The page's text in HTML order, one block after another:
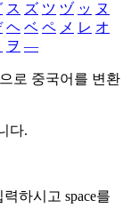
ス ズ ツ ヅ ッ ヌ
ヘ ベ ペ メ レ オ
ヲ ―
로 중국어를 변환
다.
력하시고 space를